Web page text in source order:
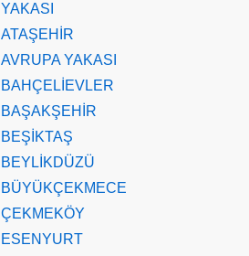
YAKASI
ATAŞEHİR
AVRUPA YAKASI
BAHÇELİEVLER
BAŞAKŞEHİR
BEŞİKTAŞ
BEYLİKDÜZÜ
BÜYÜKÇEKMECE
ÇEKMEKÖY
ESENYURT